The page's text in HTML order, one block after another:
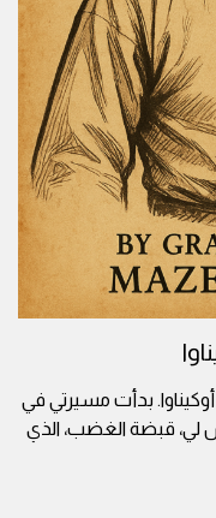
بدأت مسيرتي في
بفيلم بروس لي، قبضة الغضب، الذي